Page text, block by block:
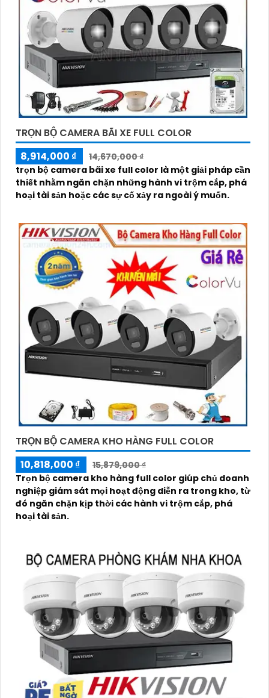
TRỌN BỘ CAMERA BÃI XE FULL COLOR
8,914,000 ₫
14,670,000 ₫
trọn bộ camera bãi xe full color là một giải pháp cần
thiết nhằm ngăn chặn những hành vi trộm cắp, phá
hoại tài sản hoặc các sự cố xảy ra ngoài ý muốn.
TRỌN BỘ CAMERA KHO HÀNG FULL COLOR
10,818,000 ₫
15,879,000 ₫
Trọn bộ camera kho hàng full color giúp chủ doanh
nghiệp giám sát mọi hoạt động diễn ra trong kho, từ
đó ngăn chặn kịp thời các hành vi trộm cắp, phá
hoại tài sản.